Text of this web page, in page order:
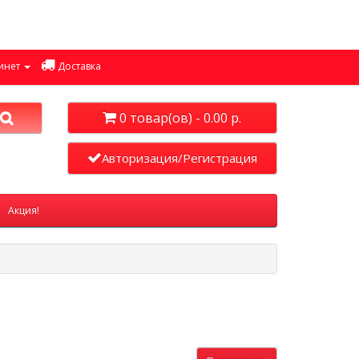
Доставка
0 товар(ов) - 0.00 р.
Авторизация/Регистрация
Акция!